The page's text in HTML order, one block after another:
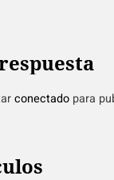
conectado para